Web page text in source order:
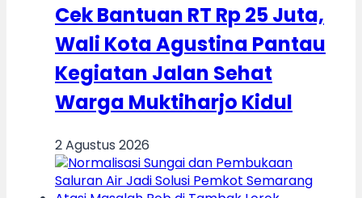
Cek Bantuan RT Rp 25 Juta,
Wali Kota Agustina Pantau
Kegiatan Jalan Sehat
Warga Muktiharjo Kidul
2 Agustus 2026